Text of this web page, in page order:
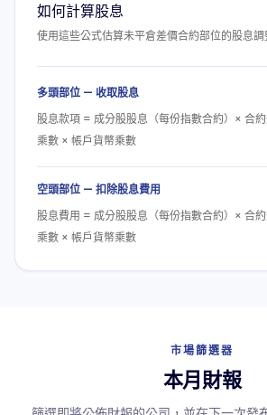
如何計算股息
使用這些公式估算未平倉差價合約部位的股息調
多頭部位 — 收取股息
股息款項 = 成分股股息（每份指數合約）× 合
乘數 × 帳戶貨幣乘數
空頭部位 — 扣除股息費用
股息費用 = 成分股股息（每份指數合約）× 合
乘數 × 帳戶貨幣乘數
市場篩選器
本月財報